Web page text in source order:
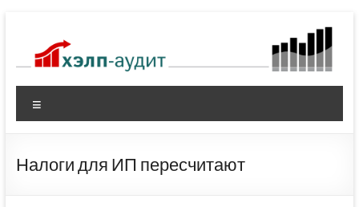
содержимому
Налоги для ИП пересчитают